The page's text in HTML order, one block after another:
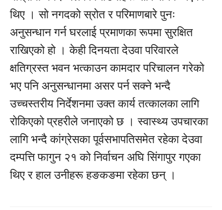
थिए । सो नगदको स्रोत र परिमाणबारे पुनः
अनुसन्धान गर्न घरलाई प्रमाणका रूपमा सुरक्षित
राखिएको हो । केही दिनयता देउवा परिवारले
क्षतिग्रस्त भवन भत्काउन कामदार परिचालन गरेको
भए पनि अनुसन्धानमा असर पर्न सक्ने भन्दै
उच्चस्तरीय निर्देशनमा उक्त कार्य तत्कालका लागि
रोकिएको प्रहरीले जनाएको छ । स्वास्थ्य उपचारका
लागि भन्दै कांग्रेसका पूर्वसभापतिसमेत रहेका देउवा
दम्पत्ति फागुन २१ को निर्वाचन अघि सिंगापुर गएका
थिए र हाल उनीहरू हङकङमा रहेका छन् ।